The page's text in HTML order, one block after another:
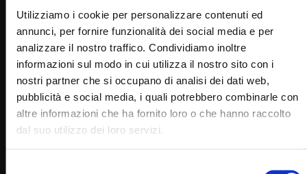
Utilizziamo i cookie per personalizzare contenuti ed
annunci, per fornire funzionalità dei social media e per
analizzare il nostro traffico. Condividiamo inoltre
informazioni sul modo in cui utilizza il nostro sito con i
nostri partner che si occupano di analisi dei dati web,
pubblicità e social media, i quali potrebbero combinarle con
altre informazioni che ha fornito loro o che hanno raccolto
dal suo utilizzo dei loro servizi.